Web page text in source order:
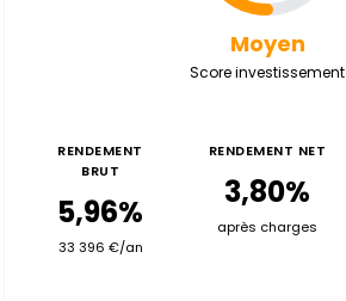
Moyen
Score investissement
RENDEMENT
BRUT
5,96%
33 396 €/an
RENDEMENT NET
3,80%
après charges